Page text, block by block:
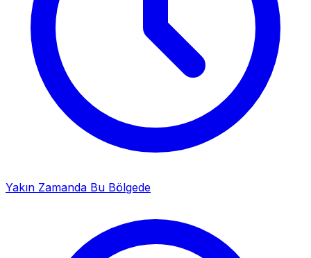
Yakın Zamanda Bu Bölgede